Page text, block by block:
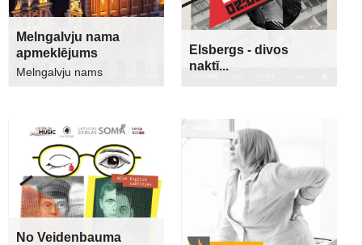
Melngalvju nama
apmeklējums
Melngalvju nams
Elsbergs - divos
naktī...
No Veidenbauma